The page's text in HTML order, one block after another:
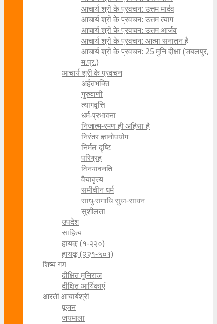
आचार्य श्री के प्रवचन: उत्तम मार्दव
आचार्य श्री के प्रवचन: उत्तम त्याग
आचार्य श्री के प्रवचन: उत्तम आर्जव
आचार्य श्री के प्रवचन: आत्मा सनातन है
आचार्य श्री के प्रवचन: 25 मुनि दीक्षा (जबलपुर,
म.प्र.)
आचार्य श्री के प्रवचन
अर्हतभक्ति
गुरुवाणी
त्यागवृत्ति
धर्म-प्रभावना
निजात्म-रमण ही अहिंसा है
निरंतर ज्ञानोपयोग
निर्मल दृष्टि
परिग्रह
विनयावनति
वैयावृत्त्य
समीचीन धर्म
साधु-समाधि सुधा-साधन
सुशीलता
उपदेश
साहित्य
हायकू (१‍-२२०)
हायकू (२२१-५०१)
शिष्य गण
दीक्षित मुनिराज
दीक्षित आर्यिकाएं
आरती आचार्यश्री
पूजन
जयमाला